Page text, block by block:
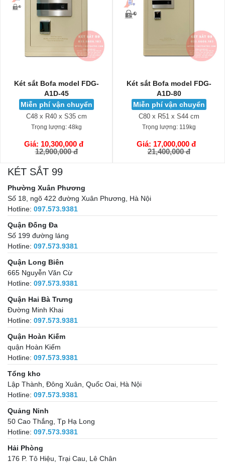
Két sắt Bofa model FDG-
A1D-45
Miễn phí vận chuyển
C48 x R40 x S35 cm
Trọng lượng:48kg
Giá: 10,300,000 đ
12,900,000 đ
GIỎ HÀNG
Két sắt Bofa model FDG-
A1D-80
Miễn phí vận chuyển
C80 x R51 x S44 cm
Trọng lượng:119kg
Giá: 17,000,000 đ
21,400,000 đ
GIỎ HÀNG
KÉT SẮT 99
Phường Xuân Phương
Số 18, ngõ 422 đường Xuân Phương, Hà Nội
Hotline: 097.573.9381
Quận Đống Đa
Số 199 đường láng
Hotline: 097.573.9381
Quận Long Biên
665 Nguyễn Văn Cừ
Hotline: 097.573.9381
Quận Hai Bà Trưng
Đường Minh Khai
Hotline: 097.573.9381
Quận Hoàn Kiếm
quận Hoàn Kiếm
Hotline: 097.573.9381
Tổng kho
Lập Thành, Đông Xuân, Quốc Oai, Hà Nội
Hotline: 097.573.9381
Quảng Ninh
50 Cao Thắng, Tp Hạ Long
Hotline: 097.573.9381
Hải Phòng
176 P. Tô Hiệu, Trại Cau, Lê Chân